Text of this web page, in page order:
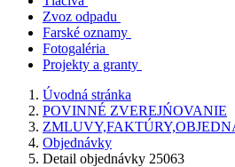
Zvoz odpadu
Farské oznamy
Fotogaléria
Projekty a granty
Úvodná stránka
POVINNÉ ZVEREJŃOVANIE
Objednávky
Detail objednávky 25063